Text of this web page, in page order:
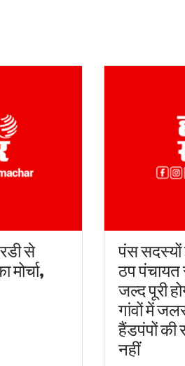
से पंस सदस्यों
ठप पंचायत
जल्द पूरी
गांवों में
हैंडपंपों की
नहीं